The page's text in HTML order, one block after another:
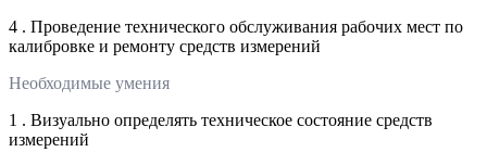
4 . Проведение технического обслуживания рабочих мест по
калибровке и ремонту средств измерений
Необходимые умения
1 . Визуально определять техническое состояние средств
измерений